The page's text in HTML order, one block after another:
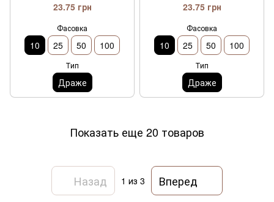
23.75 грн
Фасовка
10 25 50 100
Тип
Драже
23.75 грн
Фасовка
10 25 50 100
Тип
Драже
Показать еще 20 товаров
Назад 1 из 3
Вперед